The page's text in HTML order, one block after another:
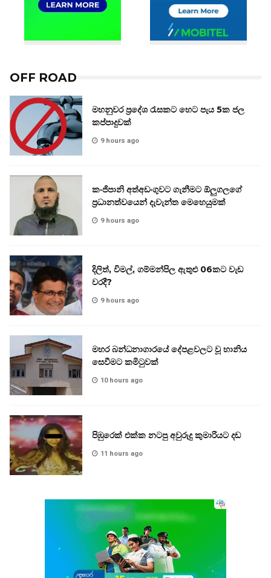
OFF ROAD
මහනුවර ප්‍රදේශ රැසකට හෙට පැය 5ක ජල
කප්පාදුවක්
9 hours ago
කංජිපානි අත්අඩංගුවට ගැනීමට ඕලුගලගේ
ප්‍රධානත්වයෙන් දැවැන්ත මෙහෙයුමක්
9 hours ago
දිලිත්, විමල්, ගම්මන්පිල ඇතුළු 06කට වැඩ
වරදී?
9 hours ago
මහර බන්ධනාගාරයේ දේපළවලට වූ හානිය
සෙවීමට කමිටුවක්
10 hours ago
පිඹුරෙක් එක්ක නටපු අවුරුදු කුමාරියට දඩ
11 hours ago